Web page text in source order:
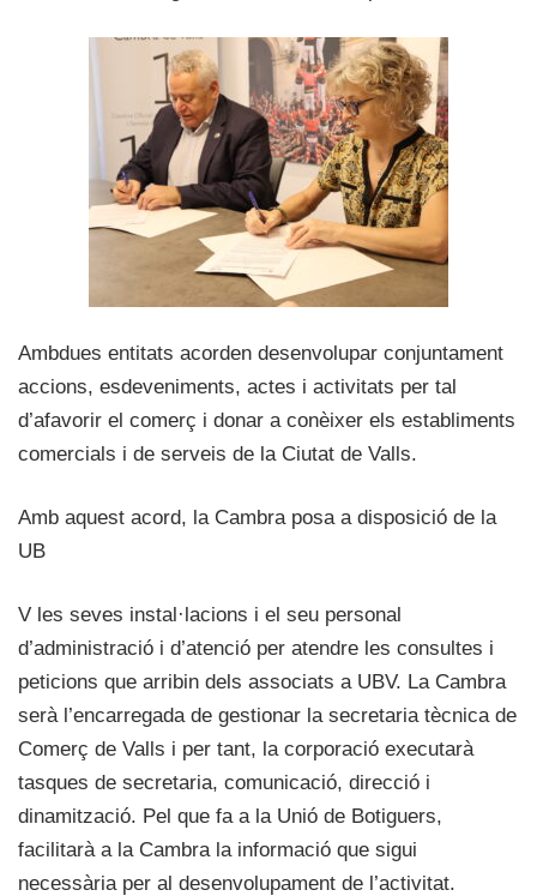
Ambdues entitats acorden desenvolupar conjuntament
accions, esdeveniments, actes i activitats per tal
d’afavorir el comerç i donar a conèixer els establiments
comercials i de serveis de la Ciutat de Valls.
Amb aquest acord, la Cambra posa a disposició de la
UB
V les seves instal·lacions i el seu personal
d’administració i d’atenció per atendre les consultes i
peticions que arribin dels associats a UBV. La Cambra
serà l’encarregada de gestionar la secretaria tècnica de
Comerç de Valls i per tant, la corporació executarà
tasques de secretaria, comunicació, direcció i
dinamització. Pel que fa a la Unió de Botiguers,
facilitarà a la Cambra la informació que sigui
necessària per al desenvolupament de l’activitat.